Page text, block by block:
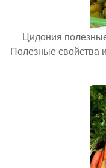
Цидония
Полезные свойства